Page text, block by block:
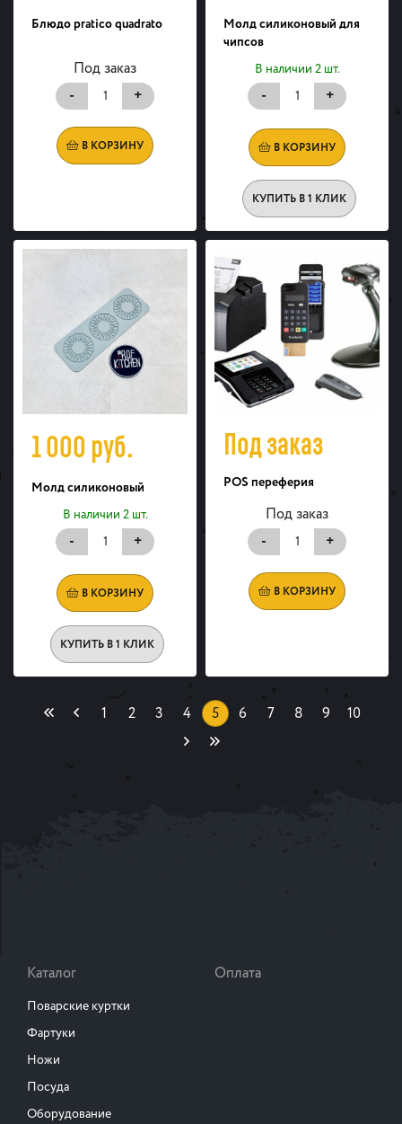
Блюдо pratico quadrato
Под заказ
-
+
В КОРЗИНУ
Молд силиконовый для
чипсов
В наличии 2 шт.
- +
В КОРЗИНУ
КУПИТЬ В 1 КЛИК
1 000руб.
Молд силиконовый
В наличии 2 шт.
- +
В КОРЗИНУ
КУПИТЬ В 1 КЛИК
Под заказ
POS переферия
Под заказ
-
+
В КОРЗИНУ
1 2 3 4 5(current)
6 7 8 9 10
Каталог
Поварские куртки
Фартуки
Ножи
Посуда
Оборудование
Оплата